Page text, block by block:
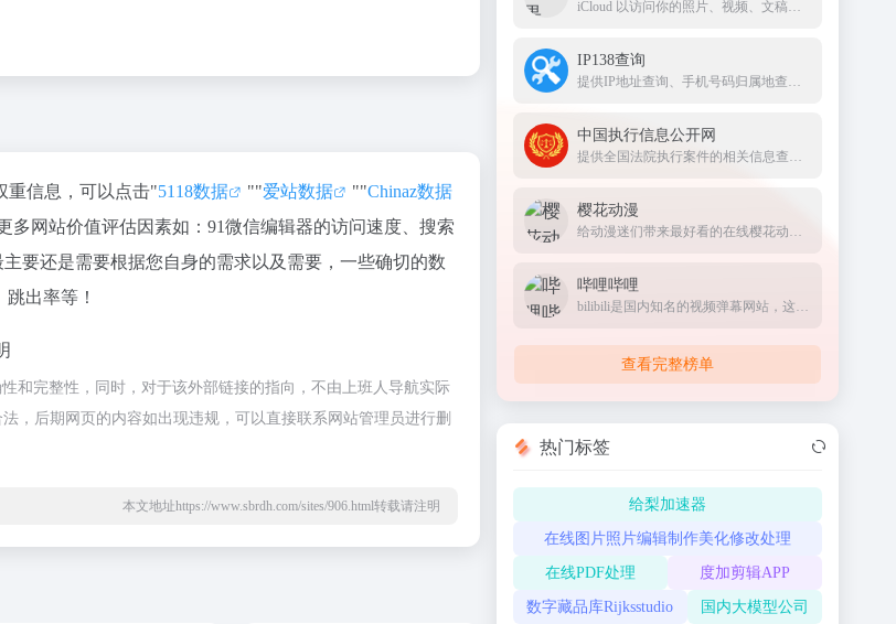
重信息，可以点击"5118数据 ""爱站数据 ""Chinaz数据
网站价值评估因素如：91微信编辑器的访问速度、搜索
要还是需要根据您自身的需求以及需要，一些确切的数
出率等！
和完整性，同时，对于该外部链接的指向，不由上班人导航实际
，后期网页的内容如出现违规，可以直接联系网站管理员进行删
本文地址https://www.sbrdh.com/sites/906.html转载请注明
iCloud 以访问你的照片、视频、文稿、备忘录、通讯录及更多内容。要开始使用 Apple 服务，请使用你的 Apple ID 或创建新的帐户
IP138查询
提供IP地址查询、手机号码归属地查询、邮政编码查询及身份证号码验证等服务
中国执行信息公开网
提供全国法院执行案件的相关信息查询服务
樱花动漫
给动漫迷们带来最好看的在线樱花动漫站
哔哩哔哩
bilibili是国内知名的视频弹幕网站，这里有及时的动漫新番，活跃的ACG氛围，有创意的Up主。大家可以在这里找到许多欢乐。
查看完整榜单
热门标签
给梨加速器
在线图片照片编辑制作美化修改处理
在线PDF处理 度加剪辑APP
数字藏品库Rijksstudio 国内大模型公司